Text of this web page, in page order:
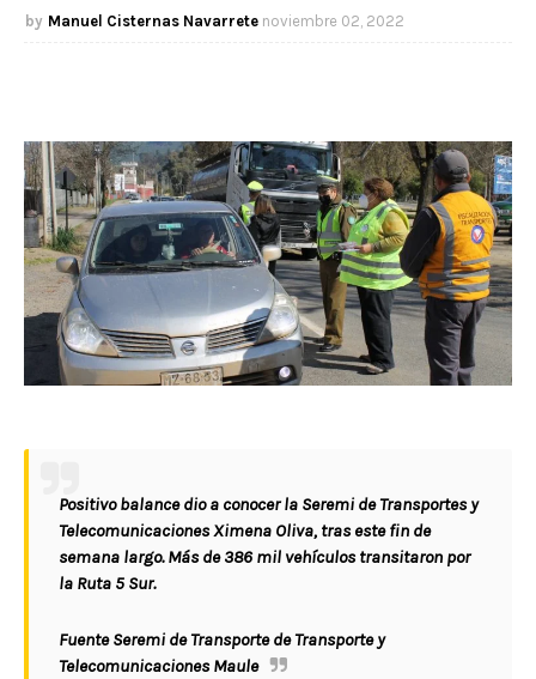
Manuel Cisternas Navarrete noviembre 02, 2022
Positivo balance dio a conocer la Seremi de Transportes y
Telecomunicaciones Ximena Oliva, tras este fin de
semana largo. Más de 386 mil vehículos transitaron por
la Ruta 5 Sur.
Fuente Seremi de Transporte de Transporte y
Telecomunicaciones Maule